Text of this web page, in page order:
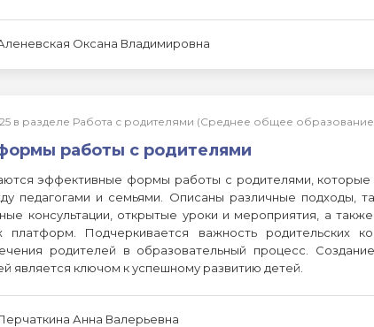
Оксана Владимировна
в разделе Работа с родителями (Среднее общее
работы с родителями
эффективные формы работы с родителями,
педагогами и семьями. Описаны различные подходы,
консультации, открытые уроки и мероприятия, а
платформ. Подчеркивается важность родительских
родителей в образовательный процесс.
является ключом к успешному развитию детей.
Анна Валерьевна